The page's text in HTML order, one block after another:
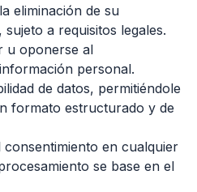
eliminación de su
a requisitos legales.
u oponerse al
personal.
de datos, permitiéndole
formato estructurado y de
en cualquier
se base en el